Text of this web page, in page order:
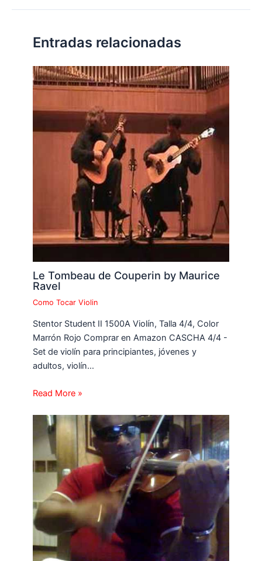
Entradas relacionadas
Le Tombeau de Couperin by Maurice
Ravel
Como Tocar Violin
Stentor Student II 1500A Violín, Talla 4/4, Color
Marrón Rojo Comprar en Amazon CASCHA 4/4 -
Set de violín para principiantes, jóvenes y
adultos, violín…
Read More »